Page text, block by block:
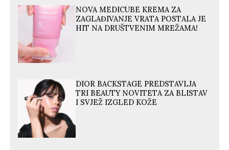
NOVA MEDICUBE KREMA ZA
ZAGLAĐIVANJE VRATA POSTALA JE
HIT NA DRUŠTVENIM MREŽAMA!
DIOR BACKSTAGE PREDSTAVLJA
TRI BEAUTY NOVITETA ZA BLISTAV
I SVJEŽ IZGLED KOŽE